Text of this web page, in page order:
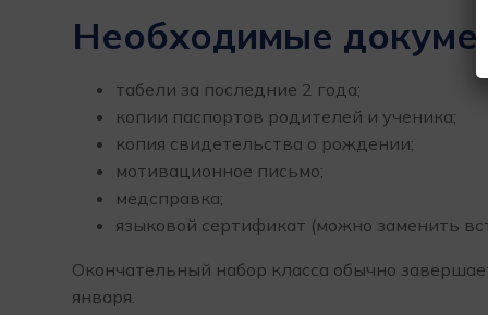
Необходимые
табели за последние 2 года;
копии паспортов родителей и ученика;
копия свидетельства о рождении;
мотивационное письмо;
медсправка;
языковой сертификат (можно заменить
Окончательный набор класса обычно
января.